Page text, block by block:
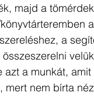
majd a
a
a munkát,
mert nem bírta